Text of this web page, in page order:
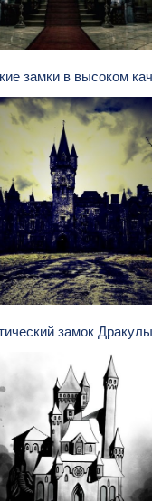
замки в высоком
замок Дракулы